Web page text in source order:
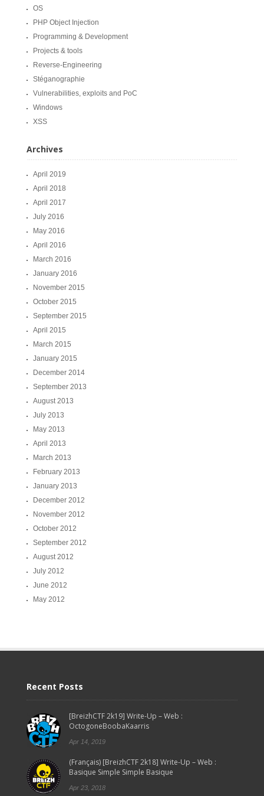
OS
PHP Object Injection
Programming & Development
Projects & tools
Reverse-Engineering
Stéganographie
Vulnerabilities, exploits and PoC
Windows
XSS
Archives
April 2019
April 2018
April 2017
July 2016
May 2016
April 2016
March 2016
January 2016
November 2015
October 2015
September 2015
April 2015
March 2015
January 2015
December 2014
September 2013
August 2013
July 2013
May 2013
April 2013
March 2013
February 2013
January 2013
December 2012
November 2012
October 2012
September 2012
August 2012
July 2012
June 2012
May 2012
Recent Posts
[BreizhCTF 2k19] Write-Up – Web :
OctogoneBoobaKaarris
Apr 14, 2019
(Français) [BreizhCTF 2k18] Write-Up – Web :
Basique Simple Simple Basique
Apr 23, 2018